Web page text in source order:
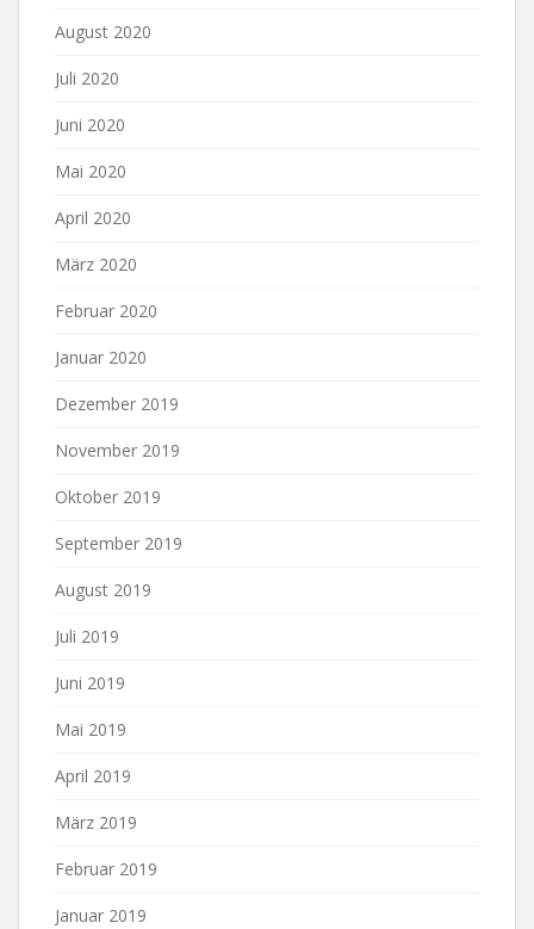
August 2020
Juli 2020
Juni 2020
Mai 2020
April 2020
März 2020
Februar 2020
Januar 2020
Dezember 2019
November 2019
Oktober 2019
September 2019
August 2019
Juli 2019
Juni 2019
Mai 2019
April 2019
März 2019
Februar 2019
Januar 2019